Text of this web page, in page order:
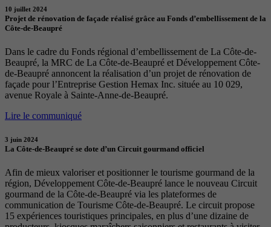
10 juillet 2024
Projet de rénovation de façade réalisé grâce au Fonds d’embellissement de la
Côte-de-Beaupré
Dans le cadre du Fonds régional d’embellissement de La Côte-de-
Beaupré, la MRC de La Côte-de-Beaupré et Développement Côte-
de-Beaupré annoncent la réalisation d’un projet de rénovation de
façade pour l’Entreprise Gestion Hemax Inc. située au 10 029,
avenue Royale à Sainte-Anne-de-Beaupré.
Lire le communiqué
3 juin 2024
La Côte-de-Beaupré se dote d’un Circuit gourmand officiel
Afin de mieux valoriser et positionner le tourisme gourmand de la
région, Développement Côte-de-Beaupré lance le nouveau Circuit
gourmand de la Côte-de-Beaupré via les plateformes de
communication de Tourisme Côte-de-Beaupré. Le circuit propose
15 expériences touristiques principales, en plus d’une dizaine de